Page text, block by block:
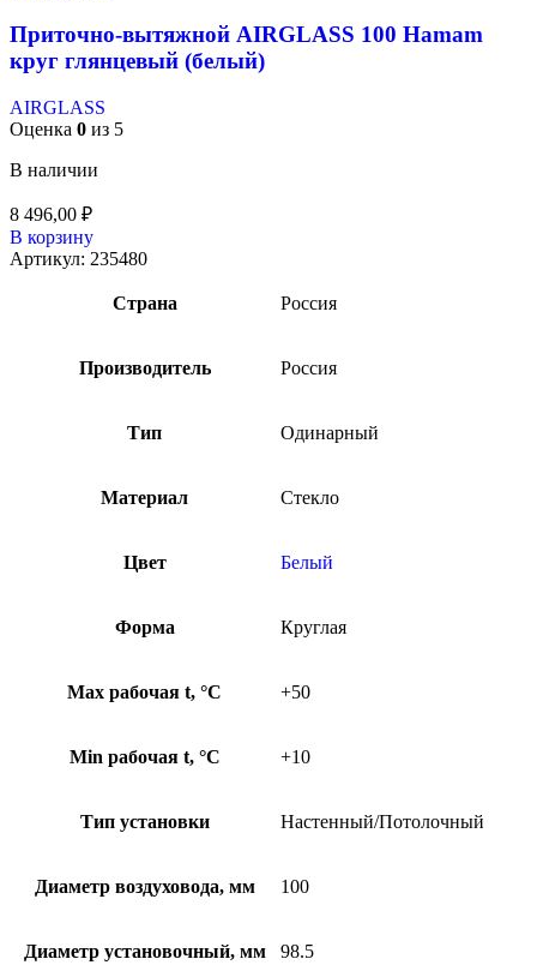
Приточно-вытяжной AIRGLASS 100 Hamam
круг глянцевый (белый)
AIRGLASS
Оценка 0 из 5
В наличии
8 496,00 ₽
В корзину
Артикул: 235480
Страна Россия
Производитель Россия
Тип Одинарный
Материал Стекло
Цвет Белый
Форма Круглая
Max рабочая t, °С +50
Min рабочая t, °С +10
Тип установки Настенный/Потолочный
Диаметр воздуховода, мм 100
Диаметр установочный, мм 98.5